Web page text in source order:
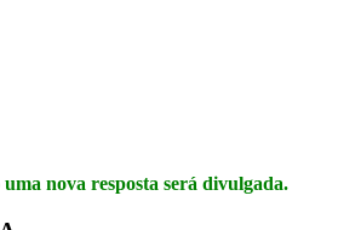
nova resposta será divulgada.